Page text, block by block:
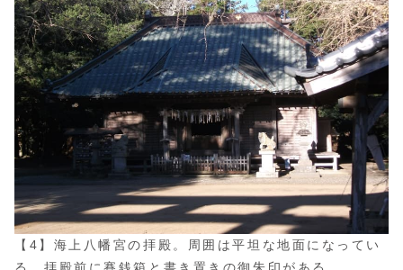
【4】海上八幡宮の拝殿。周囲は平坦な地面になってい